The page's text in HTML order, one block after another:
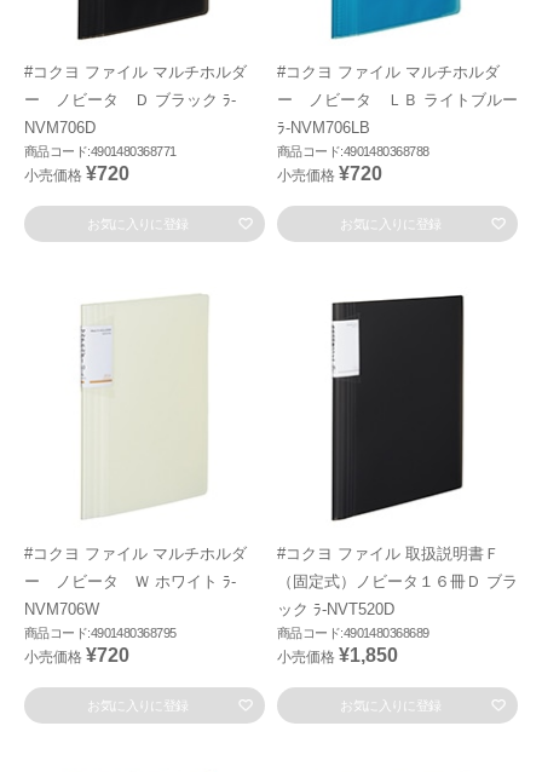
#コクヨ ファイル マルチホルダ
ー ノビータ Ｄ ブラック ﾗ-
NVM706D
商品コード:4901480368771
小売価格 ¥720
お気に入りに登録
#コクヨ ファイル マルチホルダ
ー ノビータ ＬＢ ライトブルー
ﾗ-NVM706LB
商品コード:4901480368788
小売価格 ¥720
お気に入りに登録
#コクヨ ファイル マルチホルダ
ー ノビータ Ｗ ホワイト ﾗ-
NVM706W
商品コード:4901480368795
小売価格 ¥720
お気に入りに登録
#コクヨ ファイル 取扱説明書Ｆ
（固定式）ノビータ１６冊Ｄ ブラ
ック ﾗ-NVT520D
商品コード:4901480368689
小売価格 ¥1,850
お気に入りに登録